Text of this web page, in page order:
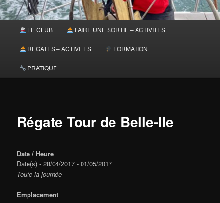
principal
LE CLUB FAIRE UNE SORTIE – ACTIVITES
REGATES – ACTIVITES FORMATION
PRATIQUE
Régate Tour de Belle-Ile
Date / Heure
Date(s) - 28/04/2017 - 01/05/2017
Toute la journée
Emplacement